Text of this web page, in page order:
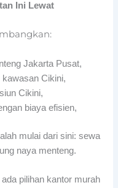
Ini Lewat
Jakarta Pusat,
Cikini,
Cikini,
biaya efisien,
mulai dari sini: sewa
naya menteng.
pilihan kantor murah